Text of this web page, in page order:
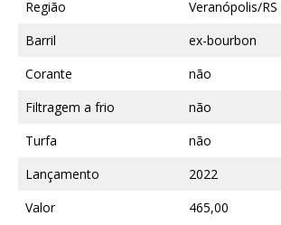
Região
Veranópolis/RS
Barril
ex-bourbon
Corante
não
Filtragem a frio
não
Turfa
não
Lançamento
2022
Valor
465,00